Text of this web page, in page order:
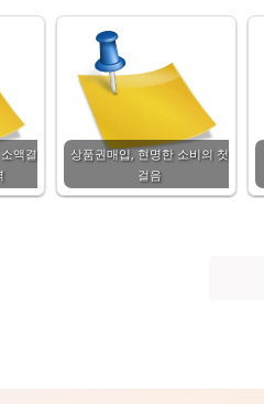
액결
상품권매입, 현명한 소비의 첫
걸음